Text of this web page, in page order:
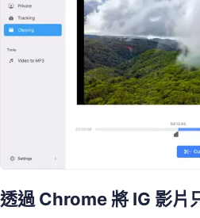
透過 Chrome 將 IG 影片